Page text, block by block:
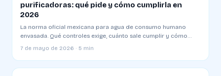
purificadoras: qué pide y cómo cumplirla en
2026
La norma oficial mexicana para agua de consumo humano
envasada. Qué controles exige, cuánto sale cumplir y cómo
evitar las multas que cierran plantas.
7 de mayo de 2026 · 5 min